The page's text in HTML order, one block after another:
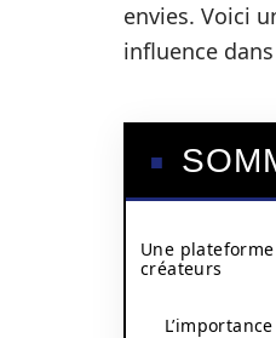
envies. Voici
influence
Une
créateurs